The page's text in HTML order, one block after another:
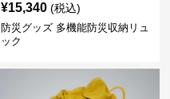
¥15,340 (税込)
防災グッズ 多機能防災収納リュ
ック